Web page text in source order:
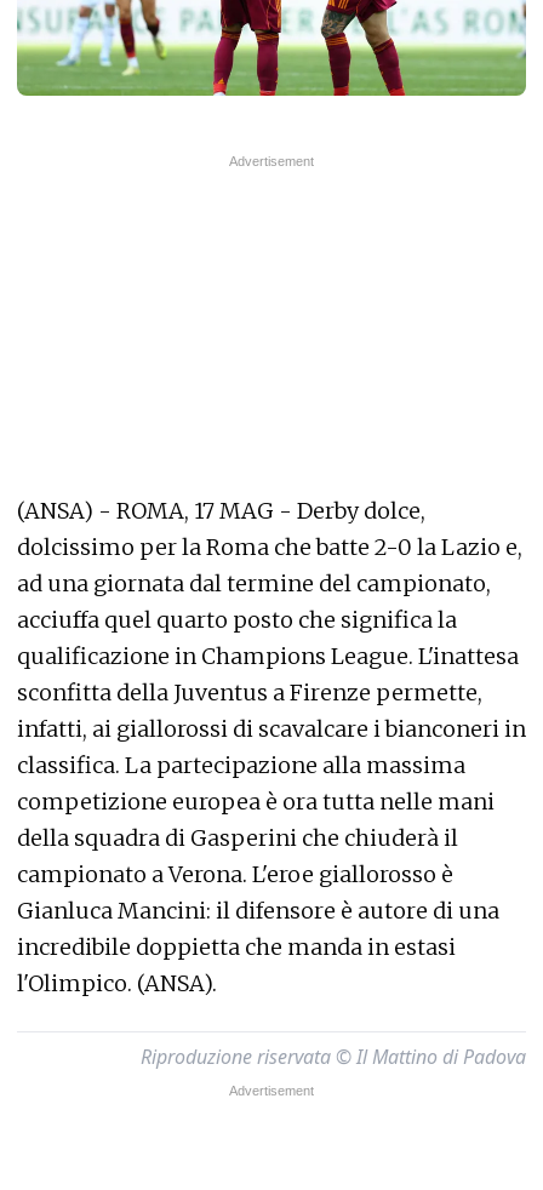
(ANSA) - ROMA, 17 MAG - Derby dolce,
dolcissimo per la Roma che batte 2-0 la Lazio e,
ad una giornata dal termine del campionato,
acciuffa quel quarto posto che significa la
qualificazione in Champions League. L'inattesa
sconfitta della Juventus a Firenze permette,
infatti, ai giallorossi di scavalcare i bianconeri in
classifica. La partecipazione alla massima
competizione europea è ora tutta nelle mani
della squadra di Gasperini che chiuderà il
campionato a Verona. L'eroe giallorosso è
Gianluca Mancini: il difensore è autore di una
incredibile doppietta che manda in estasi
l'Olimpico. (ANSA).
Riproduzione riservata © Il Mattino di Padova